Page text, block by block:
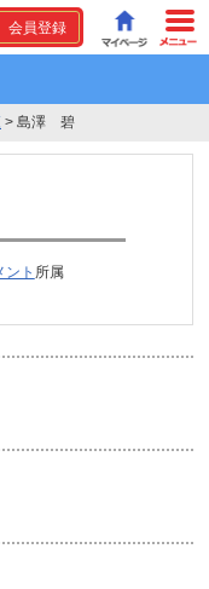
会員登録
> 島澤 碧
ント 所属